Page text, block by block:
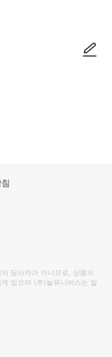
당사자가 아니므로, 상품의
있으며 (주)놀유니버스는 일